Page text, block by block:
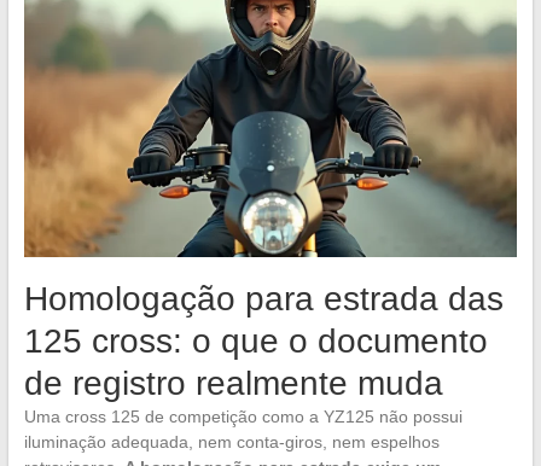
Homologação para estrada das
125 cross: o que o documento
de registro realmente muda
Uma cross 125 de competição como a YZ125 não possui
iluminação adequada, nem conta-giros, nem espelhos